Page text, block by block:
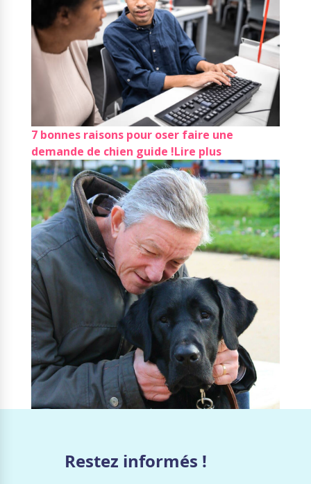
7 bonnes raisons pour oser faire une
demande de chien guide !Lire plus
Restez informés !